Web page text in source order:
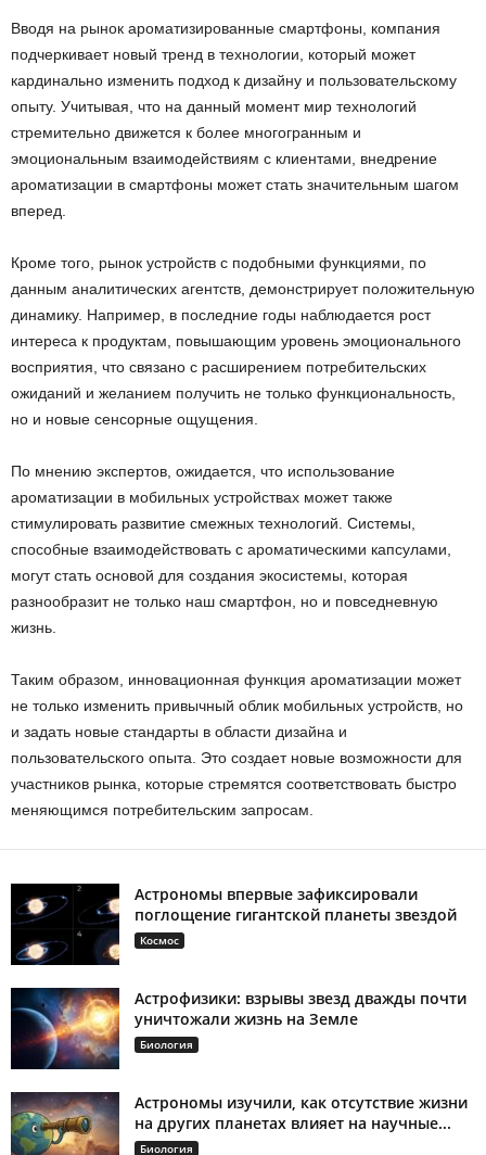
Вводя на рынок ароматизированные смартфоны, компания
подчеркивает новый тренд в технологии, который может
кардинально изменить подход к дизайну и пользовательскому
опыту. Учитывая, что на данный момент мир технологий
стремительно движется к более многогранным и
эмоциональным взаимодействиям с клиентами, внедрение
ароматизации в смартфоны может стать значительным шагом
вперед.
Кроме того, рынок устройств с подобными функциями, по
данным аналитических агентств, демонстрирует положительную
динамику. Например, в последние годы наблюдается рост
интереса к продуктам, повышающим уровень эмоционального
восприятия, что связано с расширением потребительских
ожиданий и желанием получить не только функциональность,
но и новые сенсорные ощущения.
По мнению экспертов, ожидается, что использование
ароматизации в мобильных устройствах может также
стимулировать развитие смежных технологий. Системы,
способные взаимодействовать с ароматическими капсулами,
могут стать основой для создания экосистемы, которая
разнообразит не только наш смартфон, но и повседневную
жизнь.
Таким образом, инновационная функция ароматизации может
не только изменить привычный облик мобильных устройств, но
и задать новые стандарты в области дизайна и
пользовательского опыта. Это создает новые возможности для
участников рынка, которые стремятся соответствовать быстро
меняющимся потребительским запросам.
Астрономы впервые зафиксировали
поглощение гигантской планеты звездой
Космос
Астрофизики: взрывы звезд дважды почти
уничтожали жизнь на Земле
Биология
Астрономы изучили, как отсутствие жизни
на других планетах влияет на научные...
Биология